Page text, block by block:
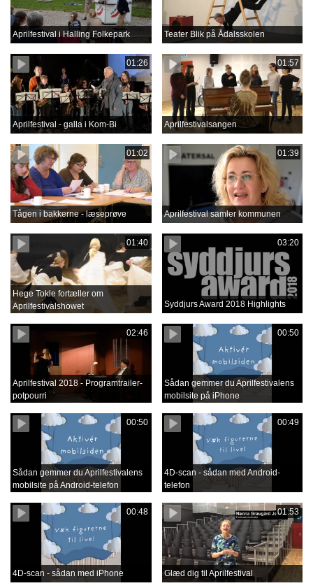
Aprilfestival i Halling Folkepark Teater Blik på Ådalsskolen
01:26
Aprilfestival - galla i Kom-Bi
01:57
Aprilfestivalsangen
01:02
Tågen i bakkerne - læseprøve
01:39
Aprilfestival samler kommunen
01:40
Hege Tokle fortæller om
Aprilfestivalshowet
03:20
Syddjurs Award 2018 Highlights
02:46
Aprilfestival 2018 - Programtrailer-
potpourri
00:50
Sådan gemmer du Aprilfestivalens
mobilsite på iPhone
00:50
Sådan gemmer du Aprilfestivalens
mobilsite på Android-telefon
00:49
4D-scan - sådan med Android-
telefon
00:48
4D-scan - sådan med iPhone
01:53
Glæd dig til Aprilfestival